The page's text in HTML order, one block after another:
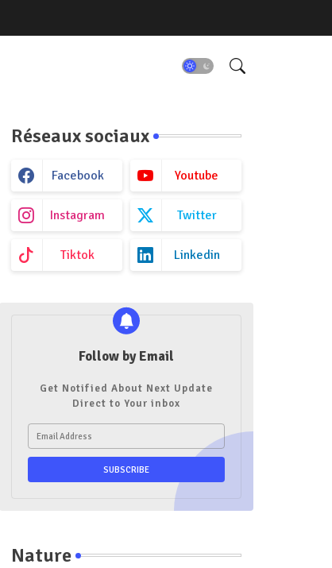
Réseaux sociaux
Facebook Youtube
Instagram Twitter
Tiktok Linkedin
Follow by Email
Get Notified About Next Update
Direct to Your inbox
Nature